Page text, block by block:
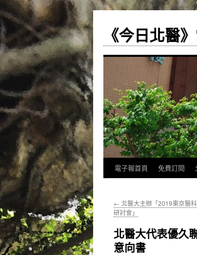
《今日北醫
跳
主
內
電子報首頁 免費訂閱
← 北醫大主辦「2019東京醫
研討會」
北醫大代表優久
意向書